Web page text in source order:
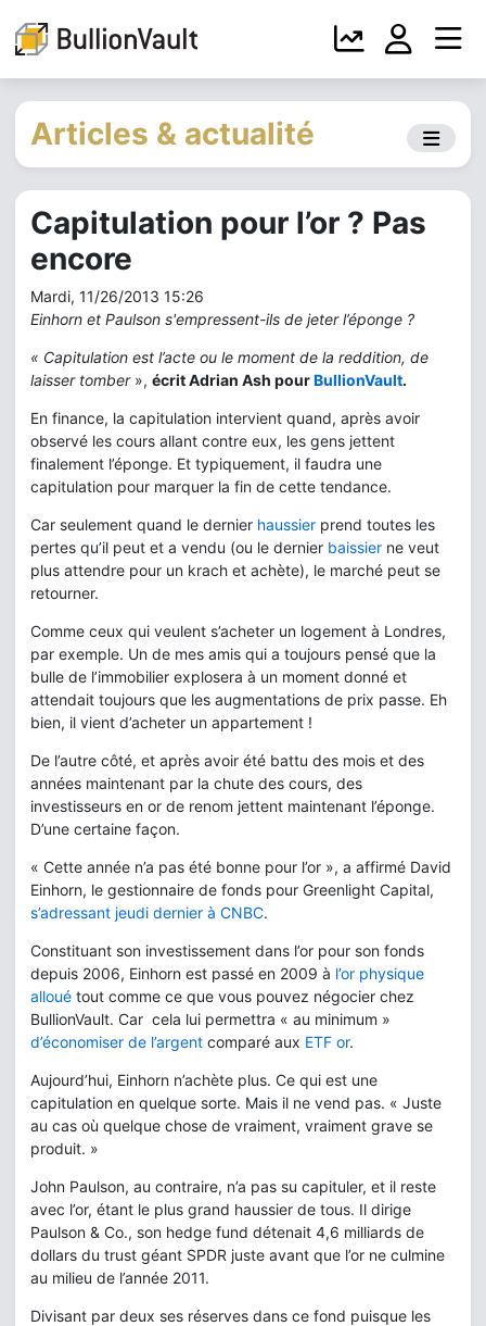
Articles & actualité
Capitulation pour l’or ? Pas
encore
Mardi, 11/26/2013 15:26
Einhorn et Paulson s'empressent-ils de jeter l’éponge ?
« Capitulation est l’acte ou le moment de la reddition, de
laisser tomber », écrit Adrian Ash pourBullionVault.
En finance, la capitulation intervient quand, après avoir
observé les cours allant contre eux, les gens jettent
finalement l’éponge. Et typiquement, il faudra une
capitulation pour marquer la fin de cette tendance.
Car seulement quand le dernier haussier prend toutes les
pertes qu’il peut et a vendu (ou le dernier baissier ne veut
plus attendre pour un krach et achète), le marché peut se
retourner.
Comme ceux qui veulent s’acheter un logement à Londres,
par exemple. Un de mes amis qui a toujours pensé que la
bulle de l’immobilier explosera à un moment donné et
attendait toujours que les augmentations de prix passe. Eh
bien, il vient d’acheter un appartement !
De l’autre côté, et après avoir été battu des mois et des
années maintenant par la chute des cours, des
investisseurs en or de renom jettent maintenant l’éponge.
D’une certaine façon.
« Cette année n’a pas été bonne pour l’or », a affirmé David
Einhorn, le gestionnaire de fonds pour Greenlight Capital,
s’adressant jeudi dernier à CNBC.
Constituant son investissement dans l’or pour son fonds
depuis 2006, Einhorn est passé en 2009 à l’or physique
alloué tout comme ce que vous pouvez négocier chez
BullionVault. Car cela lui permettra « au minimum »
d’économiser de l’argent comparé aux ETF or.
Aujourd’hui, Einhorn n’achète plus. Ce qui est une
capitulation en quelque sorte. Mais il ne vend pas. « Juste
au cas où quelque chose de vraiment, vraiment grave se
produit. »
John Paulson, au contraire, n’a pas su capituler, et il reste
avec l’or, étant le plus grand haussier de tous. Il dirige
Paulson & Co., son hedge fund détenait 4,6 milliards de
dollars du trust géant SPDR juste avant que l’or ne culmine
au milieu de l’année 2011.
Divisant par deux ses réserves dans ce fond puisque les